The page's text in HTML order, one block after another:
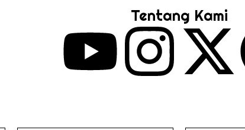
Adriansyah Ditahan, Mengapa Tanpa
Apple Watch Cepat Boros? Ini
Kena Air Tidak Bisa Dicas?
Tentang Kami